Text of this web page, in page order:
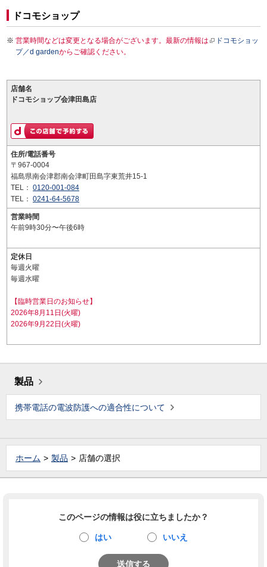
ドコモショップ
営業時間などは変更となる場合がございます。最新の情報は
ドコモショッ
プ／d gardenからご確認ください。
店舗名
ドコモショップ会津田島店
住所/電話番号
〒967-0004
福島県南会津郡南会津町田島字東荒井15-1
TEL： 0120-001-084
TEL： 0241-64-5678
営業時間
午前9時30分〜午後6時
定休日
毎週火曜
毎週水曜
【臨時営業日のお知らせ】
2026年8月11日(火曜)
2026年9月22日(火曜)
製品
携帯電話の電波防護への適合性について
ホーム 製品 店舗の選択
このページの情報は役に立ちましたか？
はい いいえ
送信する